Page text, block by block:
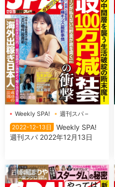
Weekly SPA!
週刊スパ –
2022-12-13日
Weekly SPA!
週刊スパ 2022年12月13日
日韓雜誌